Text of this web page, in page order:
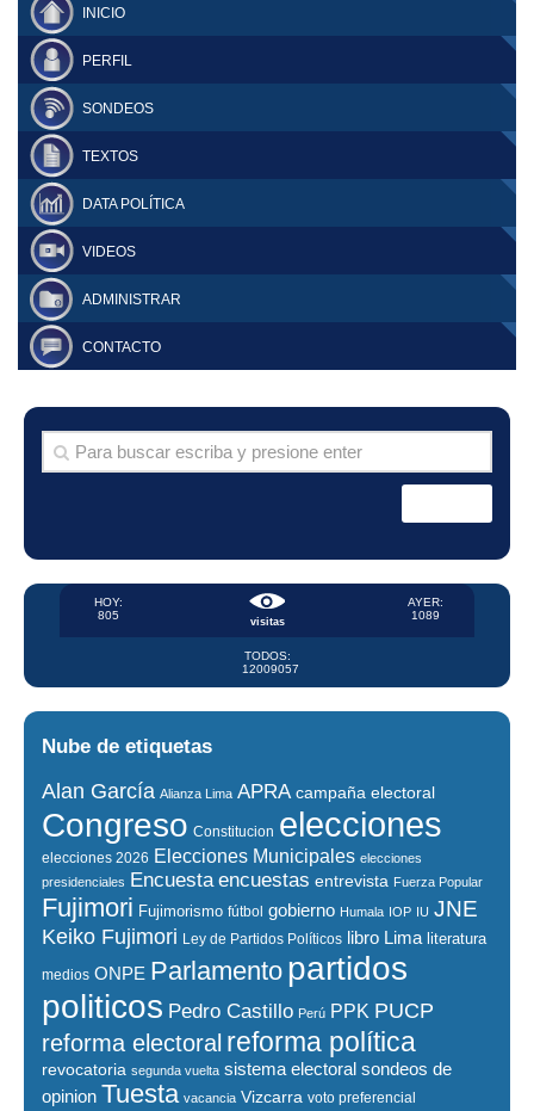
INICIO
PERFIL
SONDEOS
TEXTOS
DATA POLÍTICA
VIDEOS
ADMINISTRAR
CONTACTO
visitas
HOY:
805
AYER:
1089
TODOS:
12009057
Nube de etiquetas
Alan García Alianza Lima APRA campaña electoral
Congreso Constitucion elecciones
elecciones 2026 Elecciones Municipales elecciones
presidenciales
Encuesta encuestas entrevista Fuerza Popular
Fujimori Fujimorismo fútbol gobierno Humala IOP IU JNE
Keiko Fujimori Ley de Partidos Políticos libro Lima literatura
medios ONPE Parlamento partidos
politicos Pedro Castillo Perú PPK PUCP
reforma electoral reforma política
revocatoria segunda vuelta sistema electoral sondeos de
opinion Tuesta vacancia Vizcarra voto preferencial